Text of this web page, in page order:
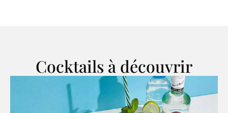
Cocktails à découvrir